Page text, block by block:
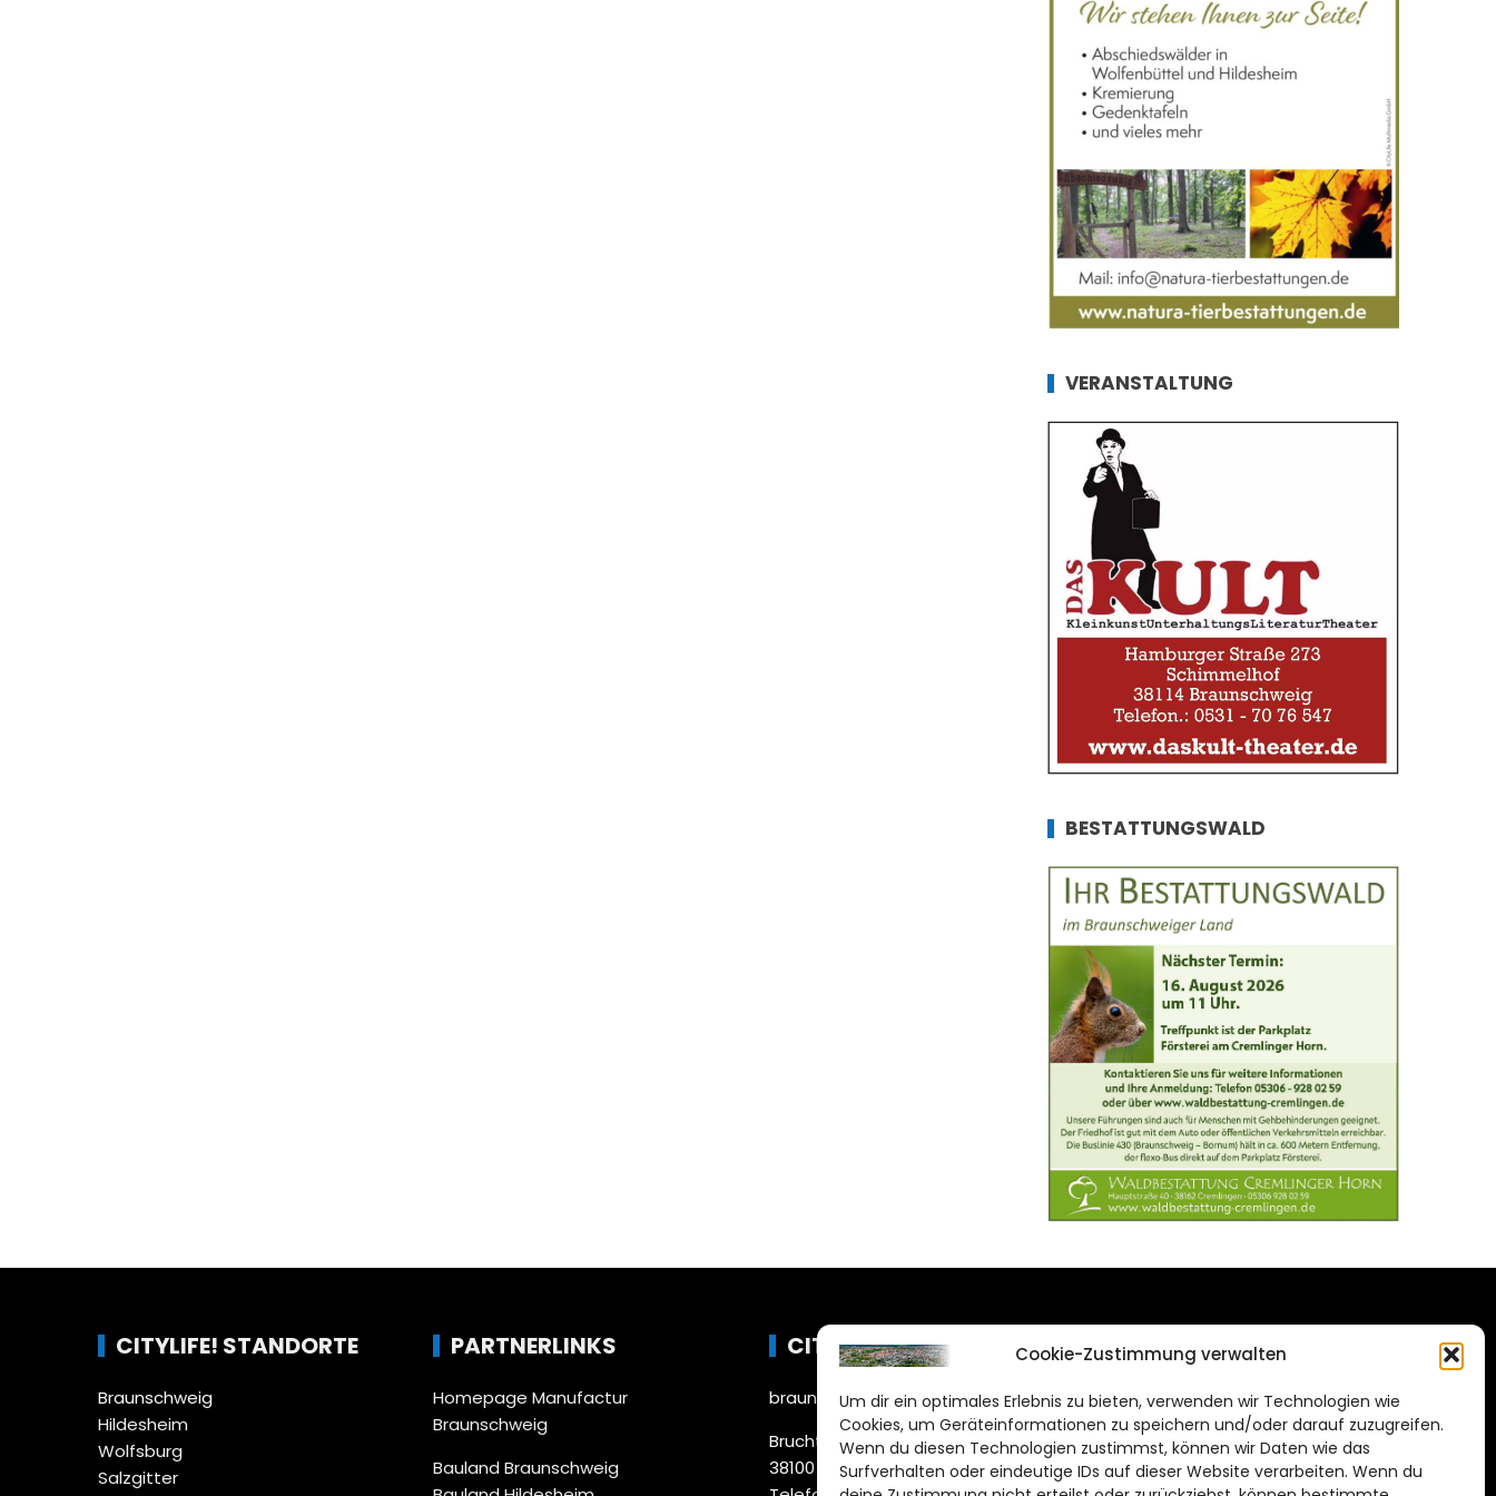
Cookie-Zustimmung verwalten
Um dir ein optimales Erlebnis zu bieten, verwenden wir Technologien wie
Cookies, um Geräteinformationen zu speichern und/oder darauf zuzugreifen.
Wenn du diesen Technologien zustimmst, können wir Daten wie das
Surfverhalten oder eindeutige IDs auf dieser Website verarbeiten. Wenn du
VERANSTALTUNG
BESTATTUNGSWALD
CITYLIFE! STANDORTE
Braunschweig
Hildesheim
Wolfsburg
Salzgitter
PARTNERLINKS
Homepage Manufactur
Braunschweig
Bauland Braunschweig
CITYLIFE!
braunschweig@citylifemedien.de
Bruchtorwall 12
38100 Braunschweig
DAS STADTMAGAZIN
FÜR BRAUNSCHWEIG
Impressum
Datenschutzerklärung
Cookie Richtlinie